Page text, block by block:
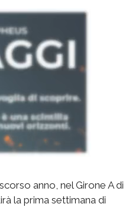
anno, nel Girone A di
la prima settimana di